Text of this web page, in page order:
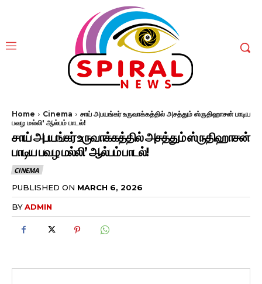
Home Cinema
சாய் அபயங்கர் உருவாக்கத்தில் அசத்தும் ஸ்ருதிஹாசன் பாடிய
பவழ மல்லி' ஆல்பம் பாடல்!
சாய் அபயங்கர் உருவாக்கத்தில் அசத்தும் ஸ்ருதிஹாசன்
பாடிய பவழ மல்லி’ ஆல்பம் பாடல்!
CINEMA
PUBLISHED ON MARCH 6, 2026
BYADMIN